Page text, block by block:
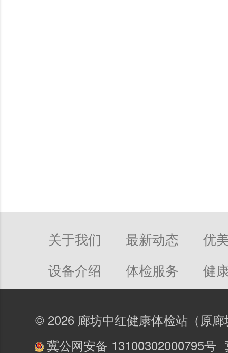
关于我们 最新动态
优
设备介绍
体检服务 健
© 2026 廊坊中红健康体检站（原
冀公网安备 13100302000795号